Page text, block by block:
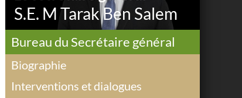
S.E. M Tarak Ben Salem
Bureau du Secrétaire général
Biographie
Interventions et dialogues